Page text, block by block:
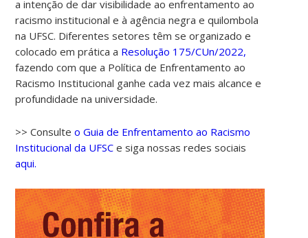
a intenção de dar visibilidade ao enfrentamento ao
racismo institucional e à agência negra e quilombola
na UFSC. Diferentes setores têm se organizado e
colocado em prática a Resolução 175/CUn/2022,
fazendo com que a Política de Enfrentamento ao
Racismo Institucional ganhe cada vez mais alcance e
profundidade na universidade.
>> Consulteo Guia de Enfrentamento ao Racismo
Institucional da UFSC e siga nossas redes sociais
aqui.